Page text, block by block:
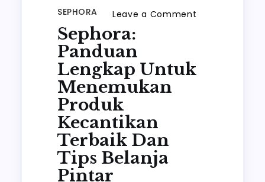
SEPHORA Leave a Comment
Sephora:
Panduan
Lengkap Untuk
Menemukan
Produk
Kecantikan
Terbaik Dan
Tips Belanja
Pintar